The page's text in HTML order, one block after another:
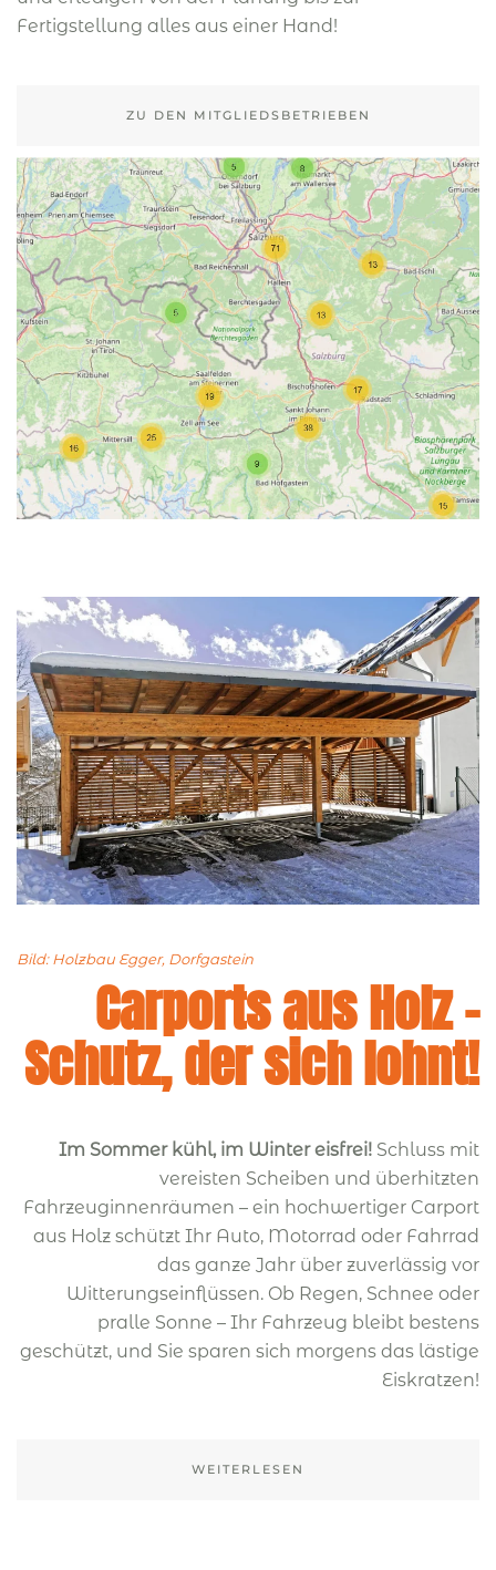
Fertigstellung alles aus einer Hand!
ZU DEN MITGLIEDSBETRIEBEN
Bild: Holzbau Egger, Dorfgastein
Carports aus Holz –
Schutz, der sich lohnt!
Im Sommer kühl, im Winter eisfrei! Schluss mit
vereisten Scheiben und überhitzten
Fahrzeuginnenräumen – ein hochwertiger Carport
aus Holz schützt Ihr Auto, Motorrad oder Fahrrad
das ganze Jahr über zuverlässig vor
Witterungseinflüssen. Ob Regen, Schnee oder
pralle Sonne – Ihr Fahrzeug bleibt bestens
geschützt, und Sie sparen sich morgens das lästige
Eiskratzen!
WEITERLESEN